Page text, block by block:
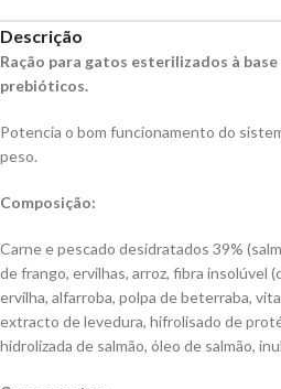
Descrição
Ração para gatos esterilizados à
prebióticos.
Potencia o bom funcionamento do
peso.
Composição:
Carne e pescado desidratados 39%
de frango, ervilhas, arroz, fibra insolúvel
ervilha, alfarroba, polpa de beterraba,
extracto de levedura, hifrolisado de
hidrolizada de salmão, óleo de salmão,